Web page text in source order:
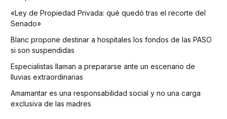
«Ley de Propiedad Privada: qué quedó tras el recorte del
Senado»
Blanc propone destinar a hospitales los fondos de las PASO
si son suspendidas
Especialistas llaman a prepararse ante un escenario de
lluvias extraordinarias
Amamantar es una responsabilidad social y no una carga
exclusiva de las madres